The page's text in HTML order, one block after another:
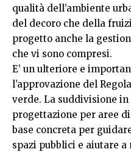
qualità dell’ambiente
del decoro che della
progetto anche la
che vi sono compresi.
E’ un ulteriore e
l’approvazione del
verde. La suddivisione
progettazione per aree
base concreta per
spazi pubblici e aiutare